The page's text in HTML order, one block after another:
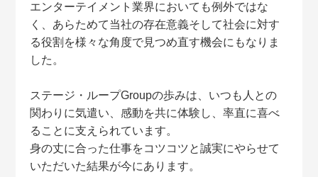
エンターテイメント業界においても例外ではな
く、あらためて当社の存在意義そして社会に対す
る役割を様々な角度で見つめ直す機会にもなりま
した。
ステージ・ループGroupの歩みは、いつも人との
関わりに気遣い、感動を共に体験し、率直に喜べ
ることに支えられています。
身の丈に合った仕事をコツコツと誠実にやらせて
いただいた結果が今にあります。